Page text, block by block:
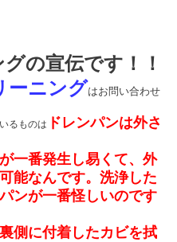
の宣伝です！！
ーニングはお問い合わせ
るものは
ドレンパンは外さ
一番発生し易くて、外
能なんです。洗浄した
ンが一番怪しいのです
側に付着したカビを拭